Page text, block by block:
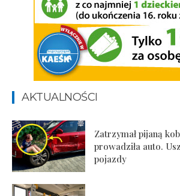
AKTUALNOŚCI
Zatrzymał pijaną
prowadziła auto.
pojazdy